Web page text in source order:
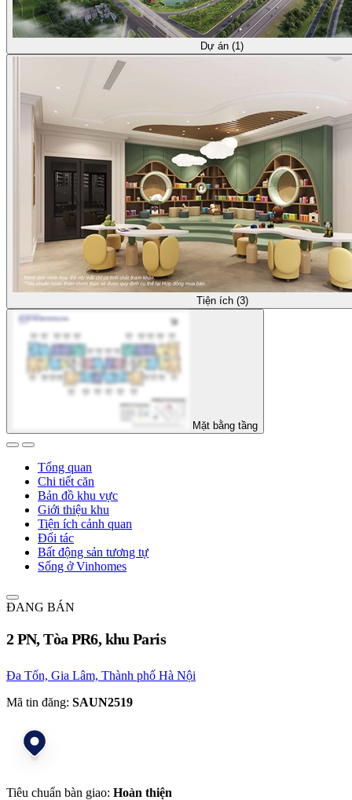
Dự án (1)
Tiện ích (3)
Mặt bằng tầng
Tổng quan
Chi tiết căn
Bản đồ khu vực
Giới thiệu khu
Tiện ích cảnh quan
Đối tác
Bất động sản tương tự
Sống ở Vinhomes
ĐANG BÁN
2 PN, Tòa PR6, khu Paris
Đa Tốn, Gia Lâm, Thành phố Hà Nội
Mã tin đăng: SAUN2519
Tiêu chuẩn bàn giao: Hoàn thiện